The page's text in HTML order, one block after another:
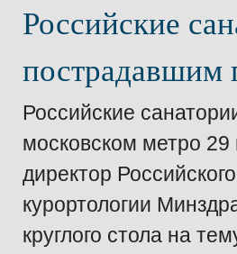
Российские
пострадавшим
Российские
московском метро
директор
курортологии
круглого стола на